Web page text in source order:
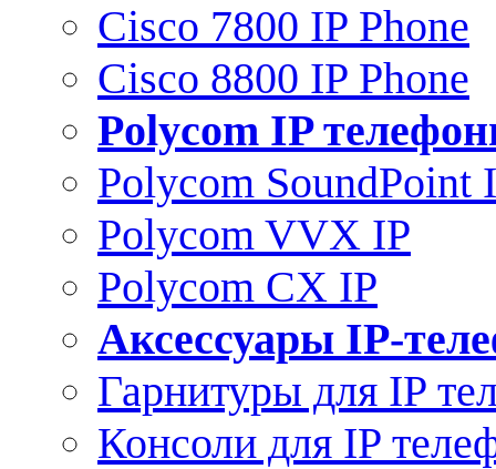
Cisco 7800 IP Phone
Cisco 8800 IP Phone
Polycom IP
Polycom SoundPoint
Polycom VVX IP
Polycom CX IP
Аксессуары IP-
Гарнитуры для IP
Консоли для IP